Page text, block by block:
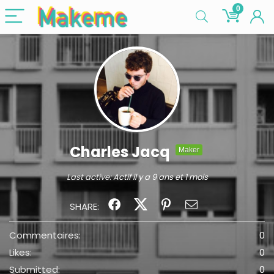
0
Charles Jacq Maker
Last active:Actif il y a 9 ans et 1 mois
SHARE:
Commentaires:
0
Likes:
0
Submitted:
0